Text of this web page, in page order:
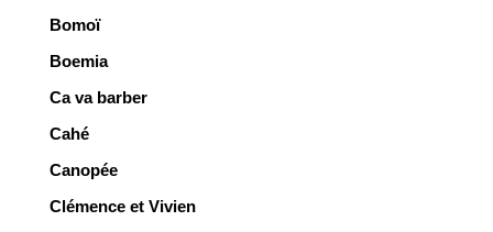
Bomoï
Boemia
Ca va barber
Cahé
Canopée
Clémence et Vivien